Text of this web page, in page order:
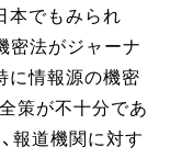
本でもみられ
密法がジャーナ
に情報源の機密
策が不十分であ
報道機関に対す